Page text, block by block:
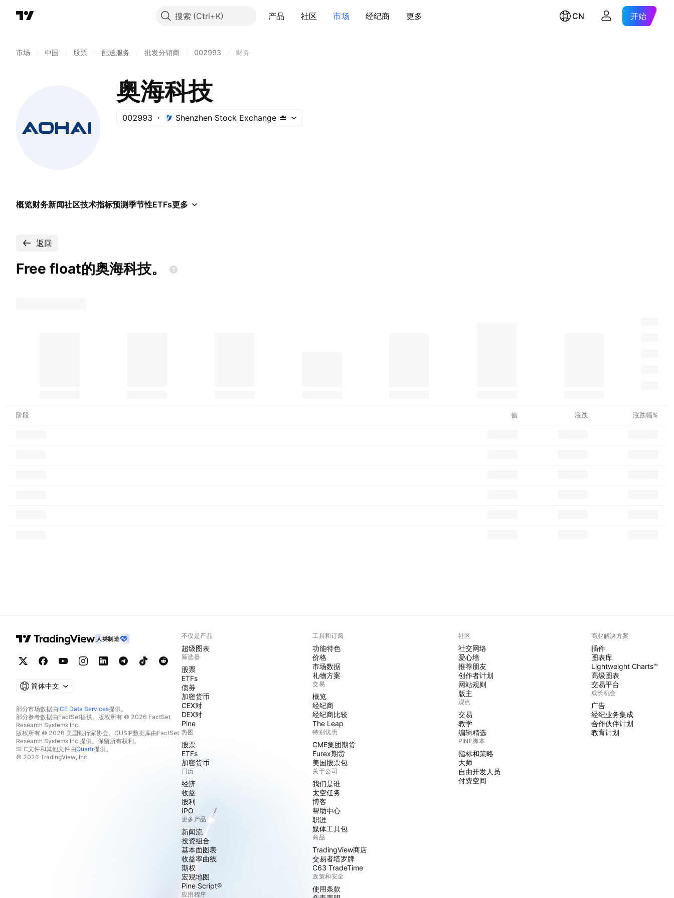
搜索 产品 社区 市场 经纪商 更多 CN 开始
市场 中国 股票 配送服务 批发分销商 002993 财务
奥海科技
002993 Shenzhen Stock Exchange
概览财务新闻社区技术指标预测季节性ETFs更多
返回
Free float的奥海科技。
阶段 值 涨跌 涨跌幅%
人类制造
简体中文
部分市场数据由ICE Data Services提供。
部分参考数据由FactSet提供。版权所有 © 2026 FactSet
Research Systems Inc.
版权所有 © 2026 美国银行家协会。CUSIP数据库由FactSet
Research Systems Inc.提供。保留所有权利。
SEC文件和其他文件由Quartr提供。
© 2026 TradingView, Inc.
不仅是产品
超级图表
筛选器
股票
ETFs
债券
加密货币
CEX对
DEX对
Pine
热图
股票
ETFs
加密货币
日历
经济
收益
股利
IPO
更多产品
新闻流
投资组合
基本面图表
收益率曲线
期权
宏观地图
Pine Script®
应用程序
工具和订阅
功能特色
价格
市场数据
礼物方案
交易
概览
经纪商
经纪商比较
The Leap
特别优惠
CME集团期货
Eurex期货
美国股票包
关于公司
我们是谁
太空任务
博客
帮助中心
职涯
媒体工具包
商品
TradingView商店
交易者塔罗牌
C63 TradeTime
政策和安全
使用条款
社区
社交网络
爱心墙
推荐朋友
创作者计划
网站规则
版主
观点
交易
教学
编辑精选
PINE脚本
指标和策略
大师
自由开发人员
付费空间
商业解决方案
插件
图表库
Lightweight Charts™
高级图表
交易平台
成长机会
广告
经纪业务集成
合作伙伴计划
教育计划